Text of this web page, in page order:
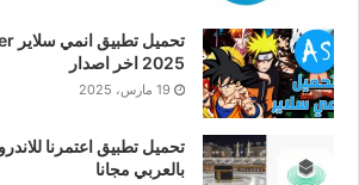
2025 اخر اصدار
19 مارس، 2025
بالعربي مجانا